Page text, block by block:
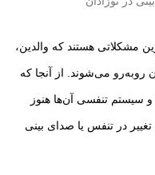
مشکلاتی هستند که والدین،
روبه‌رو می‌شوند. از آنجا که
و سیستم تنفسی آن‌ها هنوز
در تنفس یا صدای بینی